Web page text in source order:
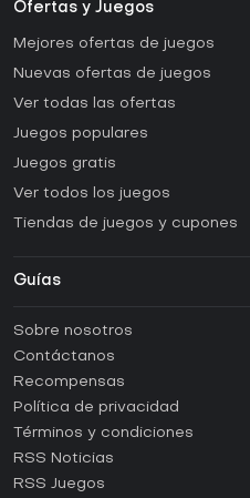
Ofertas y Juegos
Mejores ofertas de juegos
Nuevas ofertas de juegos
Ver todas las ofertas
Juegos populares
Juegos gratis
Ver todos los juegos
Tiendas de juegos y cupones
Guías
Guías y tutoriales
¿Cómo activar una CD Key de
¿Cómo activar una CD Key de
¿Cómo activar una CD Key de
¿Cómo activar una CD Key de
Sobre nosotros
Contáctanos
Recompensas
Política de privacidad
Términos y condiciones
RSS Noticias
RSS Juegos